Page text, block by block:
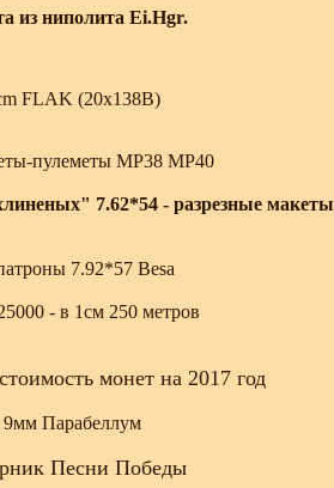
из ниполита Ei.Hgr.
FLAK (20x138B)
пулеметы MP38 MP40
7.62*54 - разрезные макеты
7.92*57 Besa
- в 1см 250 метров
монет на 2017 год
Парабеллум
Песни Победы